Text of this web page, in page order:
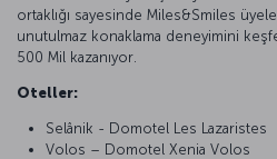
ortaklığı sayesinde Miles&Smiles
unutulmaz konaklama deneyimini
500 Mil kazanıyor.
Oteller:
Selânik - Domotel Les Lazaristes
Volos – Domotel Xenia Volos